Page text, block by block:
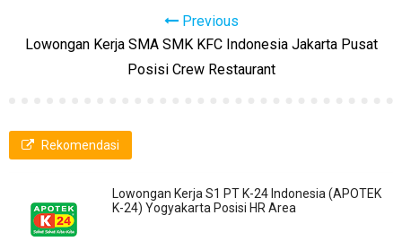
Previous
Lowongan Kerja SMA SMK KFC Indonesia Jakarta Pusat
Posisi Crew Restaurant
Rekomendasi
Lowongan Kerja S1 PT K-24 Indonesia (APOTEK
K-24) Yogyakarta Posisi HR Area